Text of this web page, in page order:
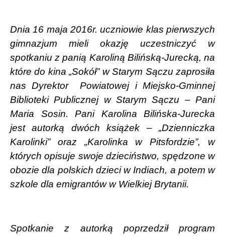
Dnia 16 maja 2016r. uczniowie klas pierwszych
gimnazjum mieli okazję uczestniczyć w
spotkaniu z panią Karoliną Bilińską-Jurecką, na
które do kina „Sokół” w Starym Sączu zaprosiła
nas Dyrektor
Powiatowej i Miejsko-Gminnej
Biblioteki Publicznej w Starym Sączu – Pani
Maria Sosin. Pani Karolina Bilińska-Jurecka
jest autorką dwóch książek – „Dzienniczka
Karolinki” oraz „Karolinka w Pitsfordzie”, w
których opisuje swoje dzieciństwo, spędzone w
obozie dla polskich dzieci w Indiach, a potem w
szkole dla emigrantów w Wielkiej Brytanii.
Spotkanie z autorką poprzedził program